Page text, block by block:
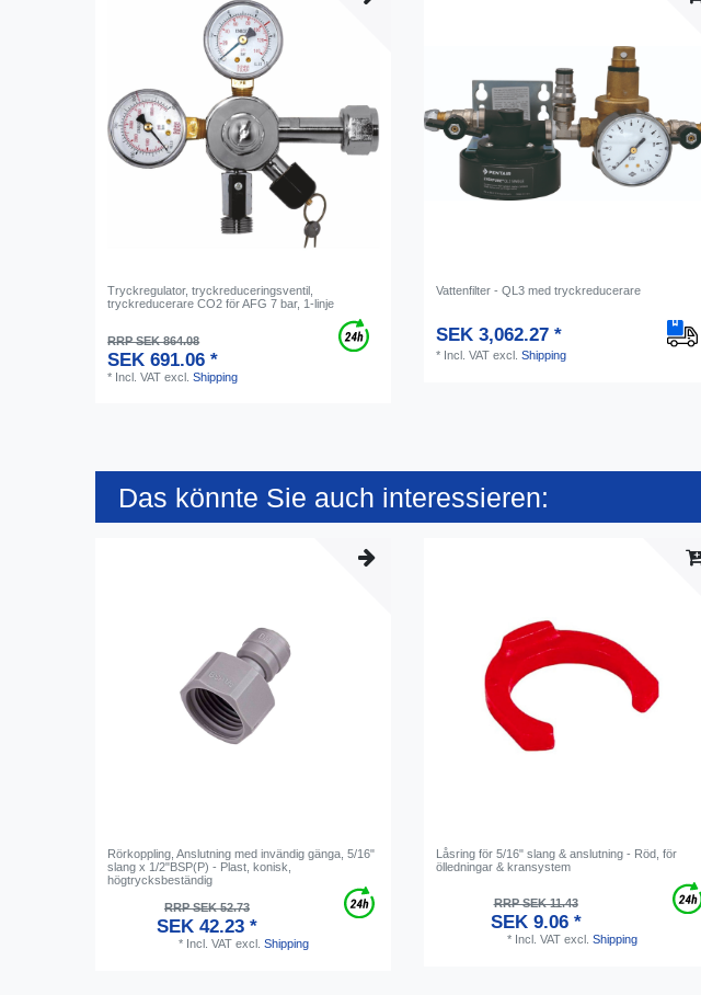
Tryckregulator, tryckreduceringsventil,
tryckreducerare CO2 för AFG 7 bar, 1-linje
RRP SEK 864.08
SEK 691.06 *
* Incl. VAT excl.Shipping
Vattenfilter - QL3 med tryckreducerare
SEK 3,062.27 *
* Incl. VAT excl.Shipping
Das könnte Sie auch interessieren:
Rörkoppling, Anslutning med invändig gänga, 5/16"
slang x 1/2"BSP(P) - Plast, konisk,
högtrycksbeständig
RRP SEK 52.73
SEK 42.23 *
* Incl. VATexcl. Shipping
Låsring för 5/16" slang & anslutning - Röd, för
ölledningar & kransystem
RRP SEK 11.43
SEK 9.06 *
* Incl. VATexcl. Shipping